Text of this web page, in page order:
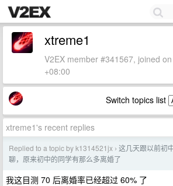
xtreme1
V2EX member #341567, joined
+08:00
Switch topics list
xtreme1's recent replies
Replied to a topic by k1314521jx › 这几天跟以前初
聊，原来初中的同学有那么多离婚了
我这目测 70 后离婚率已经超过 60% 了